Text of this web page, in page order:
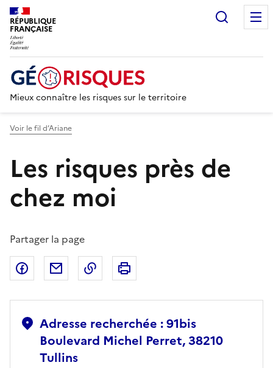
RÉPUBLIQUE
FRANÇAISE
Mieux connaître les risques sur le territoire
Voir le fil d’Ariane
Les risques près de
chez moi
Partager la page
Partager sur Facebook
Partager par emailCopier dans le presse-papier
Adresse recherchée : 91bis
Boulevard Michel Perret, 38210
Tullins